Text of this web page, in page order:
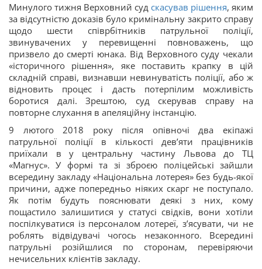
Минулого тижня Верховний суд скасував рішення, яким
за відсутністю доказів було кримінальну закрито справу
щодо шести співрбітників патрульної поліції,
звинувачених у перевищенні повноважень, що
призвело до смерті юнака. Від Верховного суду чекали
«історичного рішення», яке поставить крапку в цій
складній справі, визнавши невинуватість поліції, або ж
відновить процес і дасть потерпілим можливість
боротися далі. Зрештою, суд скерував справу на
повторне слухання в апеляційну інстанцію.
9 лютого 2018 року після опівночі два екіпажі
патрульної поліції в кількості дев’яти працівників
приїхали в у центральну частину Львова до ТЦ
«Магнус». У формі та зі зброєю поліцейські зайшли
всередину закладу «Національна лотерея» без будь-якої
причини, адже попередньо ніяких скарг не поступало.
Як потім будуть пояснювати деякі з них, кому
пощастило залишитися у статусі свідків, вони хотіли
поспілкуватися із персоналом лотереї, з’ясувати, чи не
роблять відвідувачі чогось незаконного. Всередині
патрульні розійшлися по сторонам, перевіряючи
нечисельних клієнтів закладу.